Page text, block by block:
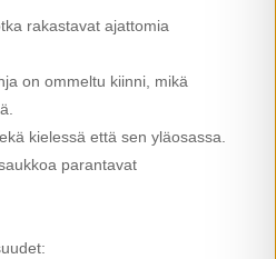
rakastavat ajattomia
on ommeltu kiinni, mikä
kielessä että sen yläosassa.
parantavat